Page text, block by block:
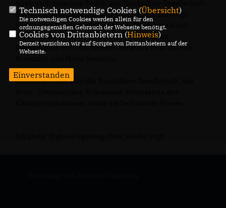
Die Veranstaltung zeichnet sich durch hochkarätige
Redner der Bundespolitik aus, u.a. Dr. Helmut Kohl,
Friedrich Bohl, Friedrich Merz, Prof. Dr. Heinz
Riesenhuber, Prof. Dr. Annette Schavan, Prof. Dr. Rita
Geladene Gäste sind die Neuköllner Gesellschaft, wie
Technisch notwendige Cookies (Übersicht)
Die notwendigen Cookies werden allein für den
ordnungsgemäßen Gebrauch der Webseite benötigt.
Cookies von Drittanbietern (Hinweis)
Derzeit verzichten wir auf Scripte von Drittanbietern auf der
Webseite.
Einverstanden